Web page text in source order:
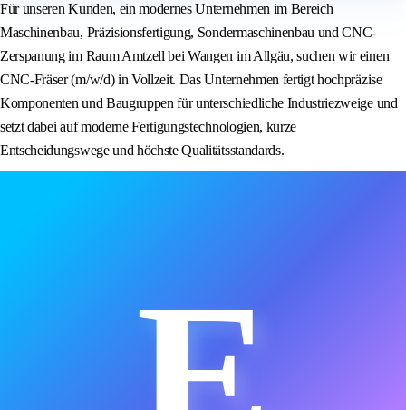
Für unseren Kunden, ein modernes Unternehmen im Bereich
Maschinenbau, Präzisionsfertigung, Sondermaschinenbau und CNC-
Zerspanung im Raum Amtzell bei Wangen im Allgäu, suchen wir einen
CNC-Fräser (m/w/d) in Vollzeit. Das Unternehmen fertigt hochpräzise
Komponenten und Baugruppen für unterschiedliche Industriezweige und
setzt dabei auf moderne Fertigungstechnologien, kurze
Entscheidungswege und höchste Qualitätsstandards.